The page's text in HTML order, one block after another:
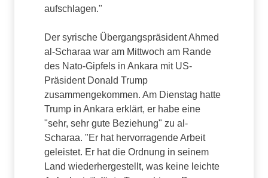
aufschlagen."
Der syrische Übergangspräsident Ahmed
al-Scharaa war am Mittwoch am Rande
des Nato-Gipfels in Ankara mit US-
Präsident Donald Trump
zusammengekommen. Am Dienstag hatte
Trump in Ankara erklärt, er habe eine
"sehr, sehr gute Beziehung" zu al-
Scharaa. "Er hat hervorragende Arbeit
geleistet. Er hat die Ordnung in seinem
Land wiederhergestellt, was keine leichte